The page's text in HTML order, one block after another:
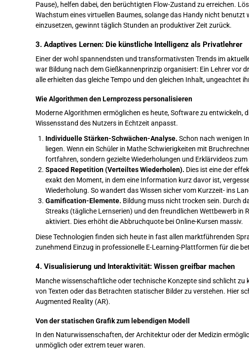
Pause), helfen dabei, den berüchtigten Flow-Zustand zu erreichen.
Wachstum eines virtuellen Baumes, solange das Handy nicht benutzt
einzusetzen, gewinnt täglich Stunden an produktiver Zeit zurück.
3. Adaptives Lernen: Die künstliche Intelligenz als Privatlehrer
Einer der wohl spannendsten und transformativsten Trends im
war Bildung nach dem Gießkannenprinzip organisiert: Ein Lehrer vor
alle erhielten das gleiche Tempo und den gleichen Inhalt, ungeachtet
Wie Algorithmen den Lernprozess personalisieren
Moderne Algorithmen ermöglichen es heute, Software zu entwickeln,
Wissensstand des Nutzers in Echtzeit anpasst.
Individuelle Stärken-Schwächen-Analyse. Schon nach wenigen
liegen. Wenn ein Schüler in Mathe Schwierigkeiten mit
fortfahren, sondern gezielte Wiederholungen und Erklärvideos
Spaced Repetition (Verteiltes Wiederholen). Dies ist eine der
exakt den Moment, in dem eine Information kurz davor ist,
Wiederholung. So wandert das Wissen sicher vom Kurzzeit- ins
Gamification-Elemente. Bildung muss nicht trocken sein. Durch
Streaks (tägliche Lernserien) und den freundlichen Wettbewerb in
aktiviert. Dies erhöht die Abbruchquote bei Online-Kursen massiv.
Diese Technologien finden sich heute in fast allen marktführenden
zunehmend Einzug in professionelle E-Learning-Plattformen für die
4. Visualisierung und Interaktivität: Wissen greifbar machen
Manche wissenschaftliche oder technische Konzepte sind schlicht zu
von Texten oder das Betrachten statischer Bilder zu verstehen. Hier
Augmented Reality (AR).
Von der statischen Grafik zum lebendigen Modell
In den Naturwissenschaften, der Architektur oder der Medizin
unmöglich oder extrem teuer waren.